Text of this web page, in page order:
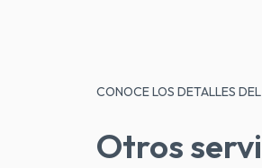
CONOCE LOS DETALLES
Otros